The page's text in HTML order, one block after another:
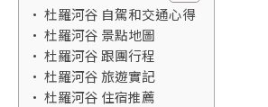
杜羅河谷 自駕和交通心得
杜羅河谷 景點地圖
杜羅河谷 跟團行程
杜羅河谷 旅遊實記
杜羅河谷 住宿推薦